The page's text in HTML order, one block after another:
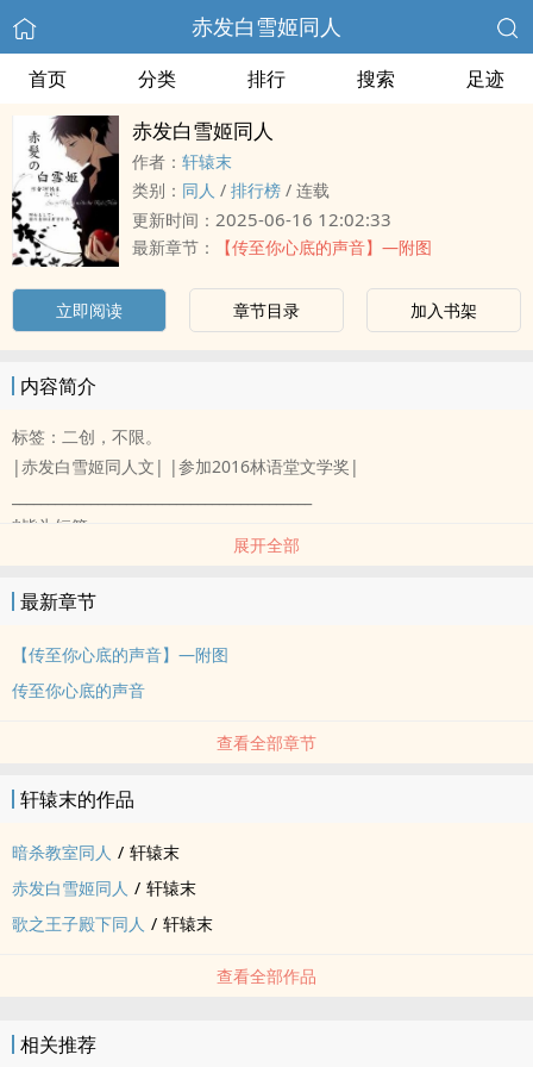
赤发白雪姬‍同‌‌人‎‌‍
首页 分类 排行 搜索 足迹
赤发白雪姬‍同‌‌人‎‌‍
作者： 轩辕末
类别： ‍同‌‌人‎‌‍ / 排行榜 / 连载
更新时间： 2025-06-16 12:02:33
最新章节： 【传至你心底的声音】—附图
立即阅读 章节目录 加入书架
内容简介
标签：二创，不限。
|赤发白雪姬‍同‌‌人‎‌‍文| |参加2016林语堂文学奖|
*皆为短篇
*cp向：
欧比x我（仅限第一、二章，有雷者可跳过
光秀x木木
‖勿在留言处刷其他无出现cp‖
__________________________________________
封面为轩辕封（羽翅）所制
（图源待补）如有侵权将立即撤下
展开全部
最新章节
【传至你心底的声音】—附图
传至你心底的声音
查看全部章节
轩辕末的作品
暗杀教室‍同‌‌人‎‌‍ / 轩辕末
赤发白雪姬‍同‌‌人‎‌‍ / 轩辕末
歌之王子殿下‍同‌‌人‎‌‍ / 轩辕末
查看全部作品
相关推荐